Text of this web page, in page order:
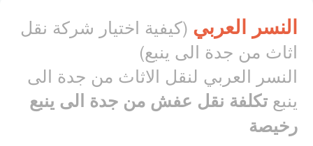
النسر العربي (كيفية اختيار شركة نقل
اثاث من جدة الى ينبع)
النسر العربي لنقل الاثاث من جدة الى
ينبعتكلفة نقل عفش من جدة الى ينبع
رخيصة